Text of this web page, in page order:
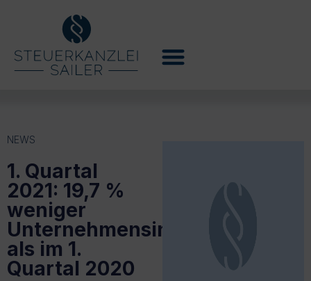
NEWS
1. Quartal
2021: 19,7 %
weniger
Unternehmensinsolvenzen
als im 1.
Quartal 2020